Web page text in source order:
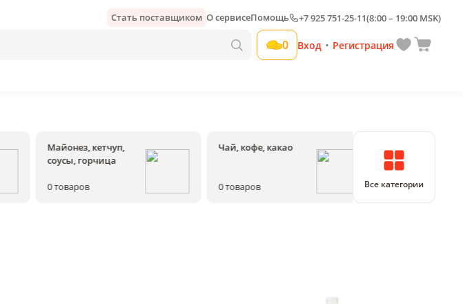
Стать поставщиком О сервисеПомощь +7 925 751-25-11(8:00 – 19:00 MSK)
0 Вход • Регистрация
Майонез, кетчуп,
соусы, горчица
0товаров
Чай, кофе, какао
0товаров
Соки, воды,
0товаров
Все категории